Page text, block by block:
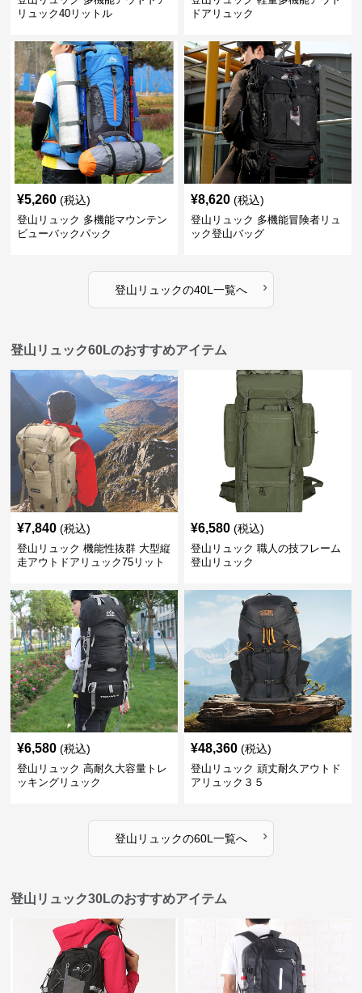
リュック40リットル
ドアリュック
¥5,260 (税込)
登山リュック 多機能マウンテン
ビューバックパック
¥8,620 (税込)
登山リュック 多機能冒険者リュ
ック登山バッグ
登山リュックの40L 一覧へ ›
登山リュック60Lのおすすめアイテム
¥7,840 (税込)
登山リュック 機能性抜群 大型縦
走アウトドアリュック75リット
¥6,580 (税込)
登山リュック 職人の技フレーム
登山リュック
¥6,580 (税込)
登山リュック 高耐久大容量トレ
ッキングリュック
¥48,360 (税込)
登山リュック 頑丈耐久アウトド
アリュック３５
登山リュックの60L 一覧へ ›
登山リュック30Lのおすすめアイテム